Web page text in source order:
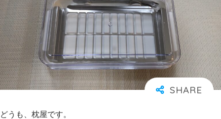
どうも、枕屋です。